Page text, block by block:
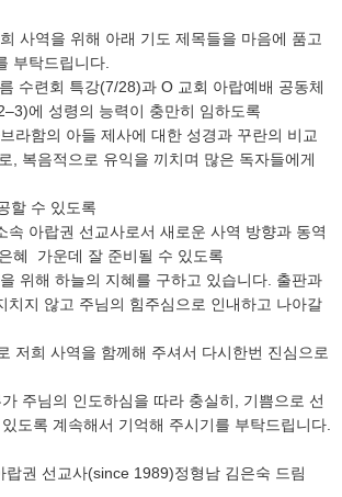
사역을 위해 아래 기도 제목들을 마음에 품고
부탁드립니다.
수련회 특강(7/28)과 O 교회 아랍예배 공동체
에 성령의 능력이 충만히 임하도록
라함의 아들 제사에 대한 성경과 꾸란의 비교
, 복음적으로 유익을 끼치며 많은 독자들에게
할 수 있도록
속 아랍권 선교사로서 새로운 사역 방향과 동역
혜 가운데 잘 준비될 수 있도록
위해 하늘의 지혜를 구하고 있습니다. 출판과
치지 않고 주님의 힘주심으로 인내하고 나아갈
저희 사역을 함께해 주셔서 다시한번 진심으로
주님의 인도하심을 따라 충실히, 기쁨으로 선
도록 계속해서 기억해 주시기를 부탁드립니다.
권 선교사(since 1989)정형남 김은숙 드림